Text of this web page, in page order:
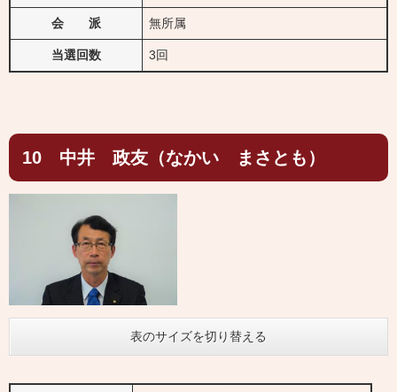
会 派 無所属
当選回数 3回
10 中井 政友（なかい まさとも）
表のサイズを切り替える